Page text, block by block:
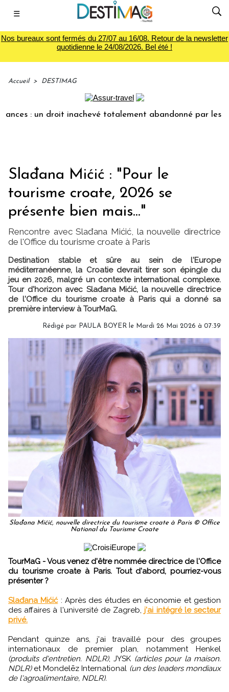
☰
Nos bureaux sont fermés du 27/07 au 16/08. Retour de la newsletter
quotidienne le 24/08/2026. Bel été !
Accueil > DESTIMAG
: un droit inachevé totalement abandonné par les
Slađana Mićić : "Pour le
tourisme croate, 2026 se
présente bien mais..."
Rencontre avec Slađana Mićić, la nouvelle directrice
de l'Office du tourisme croate à Paris
Destination stable et sûre au sein de l'Europe
méditerranéenne, la Croatie devrait tirer son épingle du
jeu en 2026, malgré un contexte international complexe.
Tour d'horizon avec Slađana Mićić, la nouvelle directrice
de l'Office du tourisme croate à Paris qui a donné sa
première interview à TourMaG.
Rédigé par PAULA BOYER le Mardi 26 Mai 2026 à 07:39
Slađana Mićić, nouvelle directrice du tourisme croate à Paris © Office
National du Tourisme Croate
TourMaG - Vous venez d'être nommée directrice de l'Office
du tourisme croate à Paris. Tout d'abord, pourriez-vous
présenter ?
Slađana Mićić: Après des études en économie et gestion
des affaires à l'université de Zagreb,j'ai intégré le secteur
privé.
Pendant quinze ans, j'ai travaillé pour des groupes
internationaux de premier plan, notamment Henkel
(produits d'entretien. NDLR), JYSK (articles pour la maison.
NDLR)et Mondelēz International (un des leaders mondiaux
de l'agroalimentaire, NDLR).